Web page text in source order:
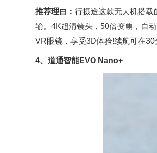
推荐理由： 行摄途这款无人机搭载
输。4K超清镜头，50倍变焦，自
VR眼镜，享受3D体验!续航可在30
4、道通智能EVO Nano+